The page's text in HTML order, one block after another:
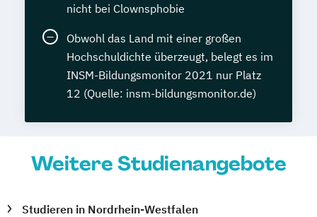
nicht bei Clownsphobie
Obwohl das Land mit einer großen
Hochschuldichte überzeugt, belegt es im
INSM-Bildungsmonitor 2021 nur Platz
12 (Quelle: insm-bildungsmonitor.de)
Weitere Studienangebote
Studieren in Nordrhein-Westfalen